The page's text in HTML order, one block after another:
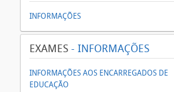
INFORMAÇÕES
EXAMES - INFORMAÇÕES
INFORMAÇÕES AOS ENCARREGADOS DE
EDUCAÇÃO